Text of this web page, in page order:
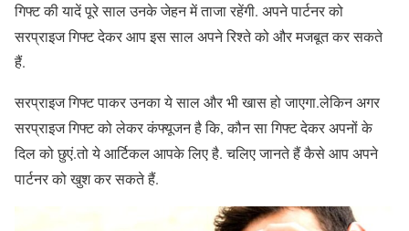
गिफ्ट की यादें पूरे साल उनके जेहन में ताजा रहेंगी. अपने पार्टनर को
सरप्राइज गिफ्ट देकर आप इस साल अपने रिश्ते को और मजबूत कर सकते
हैं.
सरप्राइज गिफ्ट पाकर उनका ये साल और भी खास हो जाएगा.लेकिन अगर
सरप्राइज गिफ्ट को लेकर कंफ्यूजन है कि, कौन सा गिफ्ट देकर अपनों के
दिल को छुएं.तो ये आर्टिकल आपके लिए है. चलिए जानते हैं कैसे आप अपने
पार्टनर को खुश कर सकते हैं.